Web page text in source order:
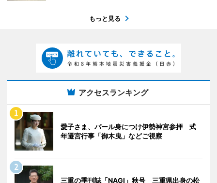
もっと見る
アクセスランキング
愛子さま、パール身につけ伊勢神宮参拝 式
年遷宮行事「御木曳」などご視察
三重の季刊誌「NAGI」秋号 三重県出身の松